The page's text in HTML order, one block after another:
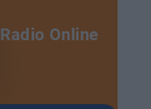
Radio Online